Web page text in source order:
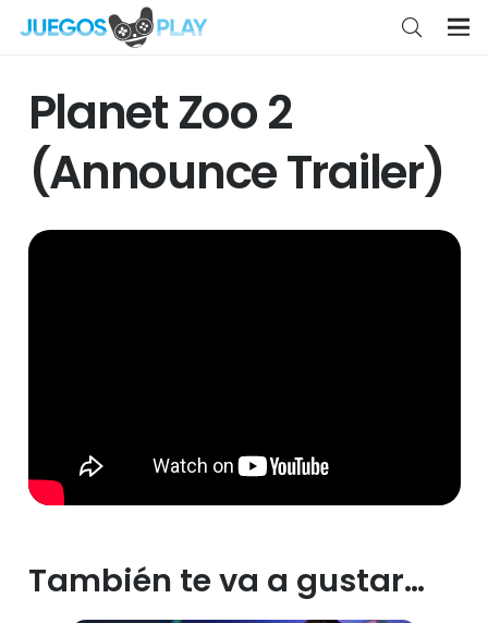
Planet Zoo 2
(Announce Trailer)
También te va a gustar…